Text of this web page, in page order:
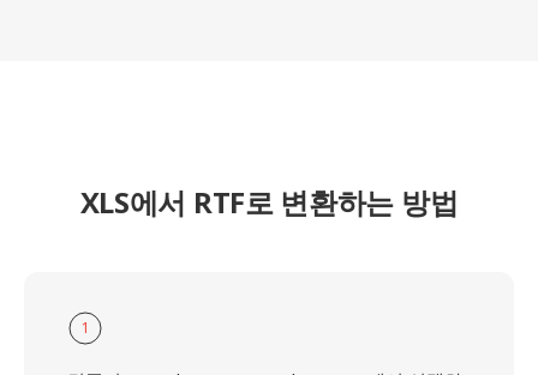
XLS에서 RTF로 변환하는 방법
1